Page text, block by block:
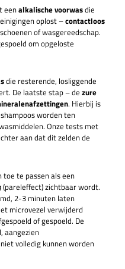
eenalkalische voorwasdie
oplost –contactloos
of wasgereedschap.
om opgeloste
die resterende, losliggende
De laatste stap – de zure
. Hierbij is
worden ten
Onze tests met
aan dat dit zelden de
toe te passen als een
(pareleffect) zichtbaar wordt.
2-3 minuten laten
microvezel verwijderd
of gespoeld. De
aangezien
volledig kunnen worden